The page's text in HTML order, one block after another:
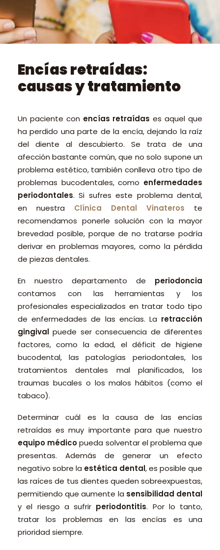
PEDIR CITA ONLINE
Encías retraídas:
causas y tratamiento
Un paciente con encías retraídas es aquel que
ha perdido una parte de la encía, dejando la raíz
del diente al descubierto. Se trata de una
afección bastante común, que no solo supone un
problema estético, también conlleva otro tipo de
problemas bucodentales, como enfermedades
periodontales. Si sufres este problema dental,
en nuestra Clínica Dental Vinateros te
recomendamos ponerle solución con la mayor
brevedad posible, porque de no tratarse podría
derivar en problemas mayores, como la pérdida
de piezas dentales.
En nuestro departamento de periodoncia
contamos con las herramientas y los
profesionales especializados en tratar todo tipo
de enfermedades de las encías. La retracción
gingival puede ser consecuencia de diferentes
factores, como la edad, el déficit de higiene
bucodental, las patologías periodontales, los
tratamientos dentales mal planificados, los
traumas bucales o los malos hábitos (como el
tabaco).
Determinar cuál es la causa de las encías
retraídas es muy importante para que nuestro
equipo médicopueda solventar el problema que
presentas. Además de generar un efecto
negativo sobre la estética dental, es posible que
las raíces de tus dientes queden sobreexpuestas,
permitiendo que aumente la sensibilidad dental
y el riesgo a sufrir periodontitis. Por lo tanto,
tratar los problemas en las encías es una
prioridad siempre.